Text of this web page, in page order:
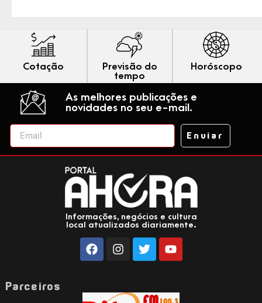
Cotação
Previsão do
tempo
Horóscopo
As melhores publicações e
novidades no seu e-mail.
Enviar
Informações, negócios e cultura
local atualizados diariamente.
Parceiros